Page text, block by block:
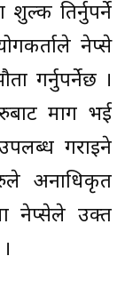
शुल्क तिर्नुपर्ने
नेप्से
गर्नुपर्नेछ ।
माग भई
गराइने
अनाधिकृत
नेप्सेले उक्त